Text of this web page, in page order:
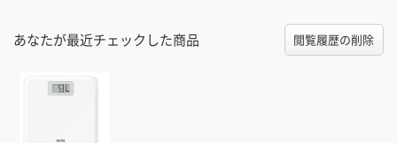
あなたが最近チェックした商品 閲覧履歴の削除